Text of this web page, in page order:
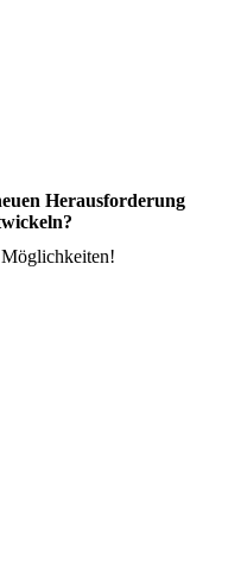
Herausforderung